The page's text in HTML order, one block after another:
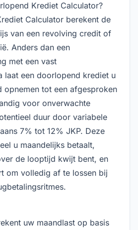
Krediet Calculator?
Calculator berekent de
van een revolving credit of
Anders dan een
met een vast
laat een doorlopend krediet u
opnemen tot een afgesproken
voor onverwachte
duur door variabele
7% tot 12% JKP. Deze
u maandelijks betaalt,
de looptijd kwijt bent, en
om volledig af te lossen bij
uw maandlast op basis